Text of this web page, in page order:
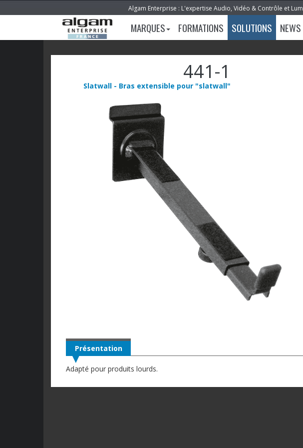
Algam Enterprise : L'expertise Audio, Vidéo & Contrôle et
MARQUES FORMATIONS SOLUTIONS NEWS
441-1
Slatwall - Bras extensible pour "slatwall"
Présentation
Adapté pour produits lourds.